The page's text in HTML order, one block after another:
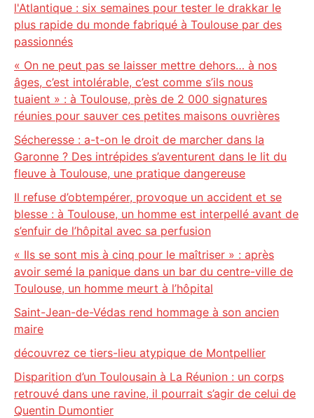
l'Atlantique : six semaines pour tester le drakkar le
plus rapide du monde fabriqué à Toulouse par des
passionnés
« On ne peut pas se laisser mettre dehors… à nos
âges, c’est intolérable, c’est comme s’ils nous
tuaient » : à Toulouse, près de 2 000 signatures
réunies pour sauver ces petites maisons ouvrières
Sécheresse : a-t-on le droit de marcher dans la
Garonne ? Des intrépides s’aventurent dans le lit du
fleuve à Toulouse, une pratique dangereuse
Il refuse d’obtempérer, provoque un accident et se
blesse : à Toulouse, un homme est interpellé avant de
s’enfuir de l’hôpital avec sa perfusion
« Ils se sont mis à cinq pour le maîtriser » : après
avoir semé la panique dans un bar du centre-ville de
Toulouse, un homme meurt à l’hôpital
Saint-Jean-de-Védas rend hommage à son ancien
maire
découvrez ce tiers-lieu atypique de Montpellier
Disparition d’un Toulousain à La Réunion : un corps
retrouvé dans une ravine, il pourrait s’agir de celui de
Quentin Dumontier